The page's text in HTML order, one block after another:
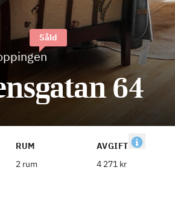
Såld
64
RUM
2 rum
AVGIFT
4 271 kr